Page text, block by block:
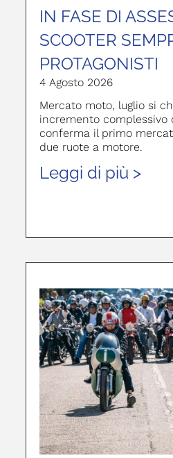
IN FASE DI
SCOOTER
PROTAGONISTI
4 Agosto 2026
Mercato moto, luglio si
incremento complessivo
conferma il primo
due ruote a motore.
Leggi di più >